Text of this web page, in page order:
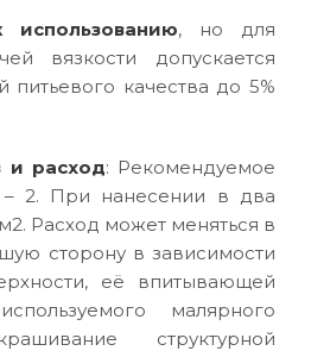
, но для
вязкости допускается
питьевого качества до 5%
и расход: Рекомендуемое
– 2. При нанесении в два
Расход может меняться в
сторону в зависимости
её впитывающей
малярного
структурной